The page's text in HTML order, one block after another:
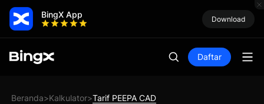
BingX App Download
Daftar
Beranda>Kalkulator>Tarif PEEPA CAD